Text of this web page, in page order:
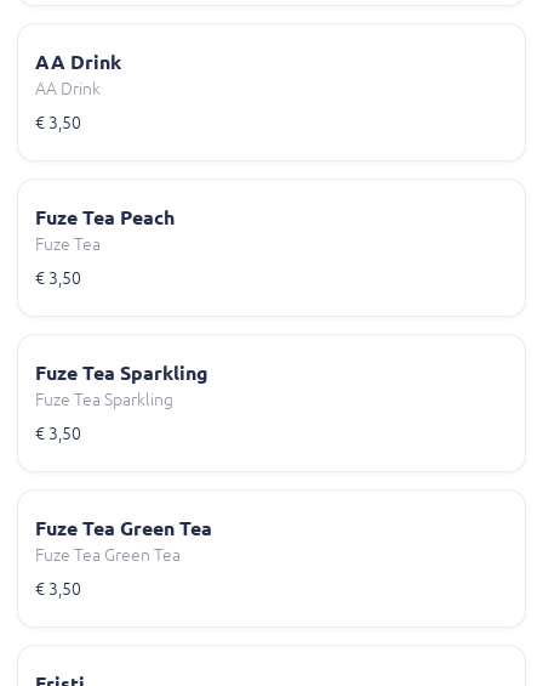
AA Drink
AA Drink
€ 3,50
Fuze Tea Peach
Fuze Tea
€ 3,50
Fuze Tea Sparkling
Fuze Tea Sparkling
€ 3,50
Fuze Tea Green Tea
Fuze Tea Green Tea
€ 3,50